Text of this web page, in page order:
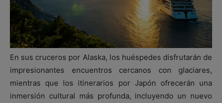
En sus cruceros por Alaska, los huéspedes disfrutarán de
impresionantes encuentros cercanos con glaciares,
mientras que los itinerarios por Japón ofrecerán una
inmersión cultural más profunda, incluyendo un nuevo